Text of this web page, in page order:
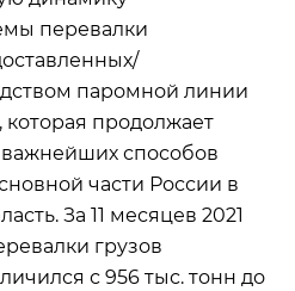
перевалки
паромной линии
которая продолжает
важнейших способов
части России в
За 11 месяцев 2021
грузов
с 956 тыс. тонн до